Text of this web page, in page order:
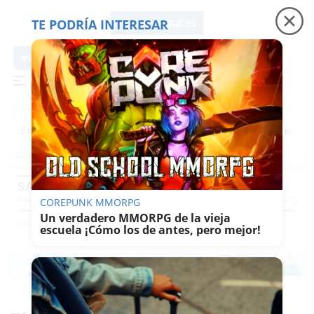
lavozdelsur.es
lavozdelsur.es
Es noticia Precio luz Padre Coraje Fábrica de botellas
SABOR DEL SUR
PequevozComprasPantallazos
Sabor Del Sur
TE PODRÍA INTERESAR
COREPUNK MMORPG
Un verdadero MMORPG de la vieja
escuela ¡Cómo los de antes, pero mejor!